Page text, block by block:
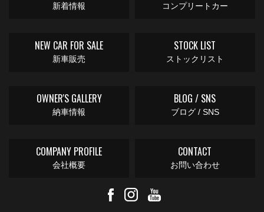
新着情報 コンプリートカー
NEW CAR FOR SALE
新車販売
STOCK LIST
ストックリスト
OWNER'S GALLERY
納車情報
BLOG / SNS
ブログ / SNS
COMPANY PROFILE
会社概要
CONTACT
お問い合わせ